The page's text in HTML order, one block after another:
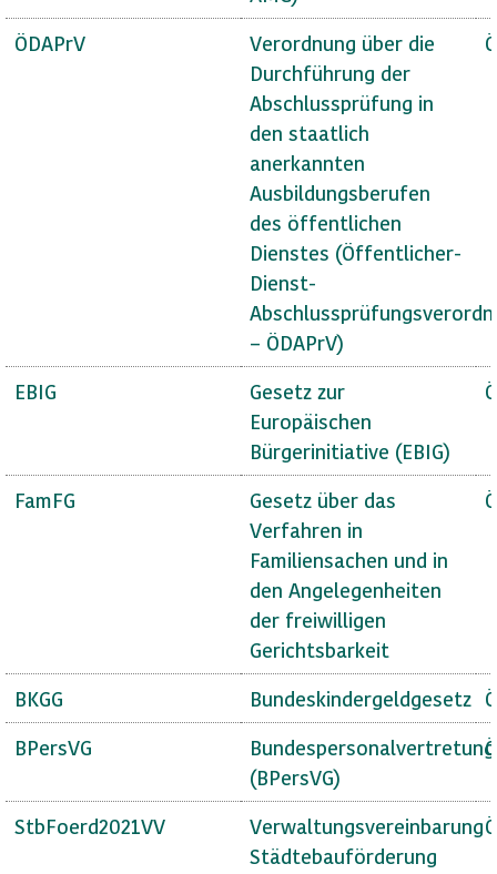
ÖDAPrV
Verordnung über die
Durchführung der
Abschlussprüfung in
den staatlich
anerkannten
Ausbildungsberufen
des öffentlichen
Dienstes (Öffentlicher-
Dienst-
– ÖDAPrV)
EBIG
Gesetz zur
Europäischen
Bürgerinitiative (EBIG)
FamFG
Gesetz über das
Verfahren in
Familiensachen und in
den Angelegenheiten
der freiwilligen
Gerichtsbarkeit
BKGG Bundeskindergeldgesetz
BPersVG
(BPersVG)
StbFoerd2021VV
Verwaltungsvereinbarung
Städtebauförderung